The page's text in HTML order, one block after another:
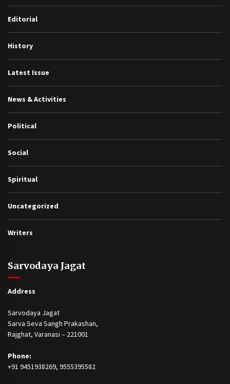
Editorial
History
Latest Issue
News & Activities
Political
Social
Spiritual
Uncategorized
Writers
Sarvodaya Jagat
Address
Sarvodaya Jagat
Sarva Seva Sangh Prakashan,
Rajghat, Varanasi – 221001
Phone:
+91 9451938269, 9555395582